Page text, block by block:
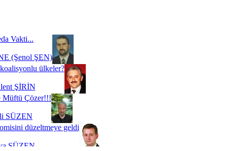
Vakti...
(Şenol ŞEN)
ülkeler?
ŞİRİN
Müftü Çözer!!!
SÜZEN
düzeltmeye geldi
SÜZEN